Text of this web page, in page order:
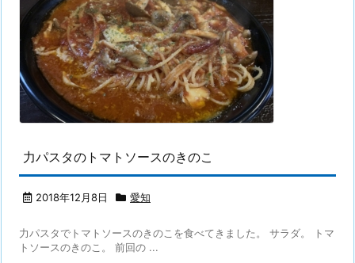
力パスタのトマトソースのきのこ
2018年12月8日 愛知
力パスタでトマトソースのきのこを食べてきました。 サラダ。 トマ
トソースのきのこ。 前回の ...